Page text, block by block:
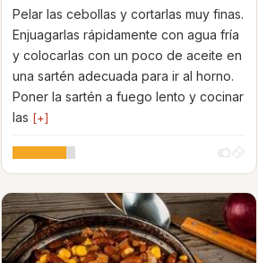
Pelar las cebollas y cortarlas muy finas.
Enjuagarlas rápidamente con agua fría
y colocarlas con un poco de aceite en
una sartén adecuada para ir al horno.
Poner la sartén a fuego lento y cocinar
las [+]